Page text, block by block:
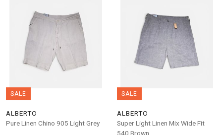
SALE
ALBERTO
Pure Linen Chino 905 Light Grey
SALE
ALBERTO
Super Light Linen Mix Wide Fit
540 Brown